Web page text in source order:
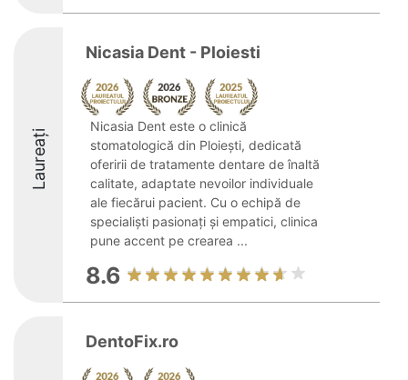
Laureați
Nicasia Dent - Ploiesti
Nicasia Dent este o clinică
stomatologică din Ploiești, dedicată
oferirii de tratamente dentare de înaltă
calitate, adaptate nevoilor individuale
ale fiecărui pacient. Cu o echipă de
specialiști pasionați și empatici, clinica
pune accent pe crearea ...
8.6
DentoFix.ro